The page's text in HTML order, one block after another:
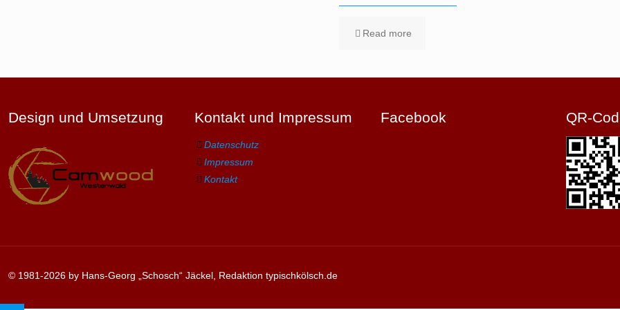
Read more
Design und Umsetzung Kontakt und Impressum
Datenschutz
Impressum
Kontakt
Facebook QR-
© 1981-2026 by Hans-Georg „Schosch“ Jäckel, Redaktion typischkölsch.de